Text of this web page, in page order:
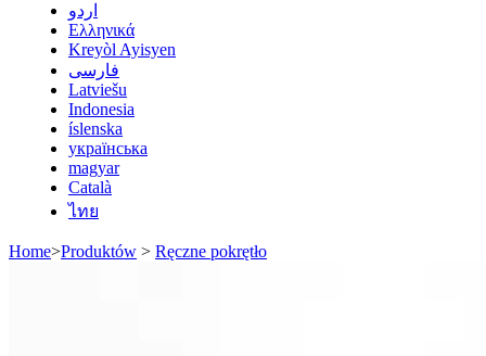
اردو
Ελληνικά
Kreyòl Ayisyen
فارسی
Latviešu
Indonesia
íslenska
українська
magyar
Català
ไทย
Home>Produktów > Ręczne pokrętło